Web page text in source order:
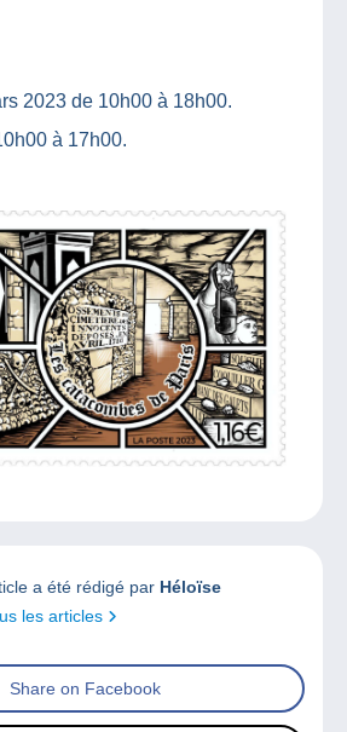
2023 de 10h00 à 18h00.
à 17h00.
a été rédigé par Héloïse
les articles
Share on Facebook